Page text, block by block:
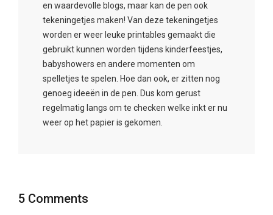
en waardevolle blogs, maar kan de pen ook
tekeningetjes maken! Van deze tekeningetjes
worden er weer leuke printables gemaakt die
gebruikt kunnen worden tijdens kinderfeestjes,
babyshowers en andere momenten om
spelletjes te spelen. Hoe dan ook, er zitten nog
genoeg ideeën in de pen. Dus kom gerust
regelmatig langs om te checken welke inkt er nu
weer op het papier is gekomen.
5 Comments